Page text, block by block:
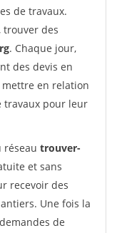
de travaux.
trouver des
. Chaque jour,
des devis en
en relation
travaux pour leur
réseau trouver-
et sans
recevoir des
Une fois la
de